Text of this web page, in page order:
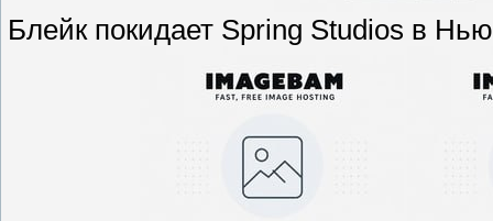
Блейк покидает Spring Studios в